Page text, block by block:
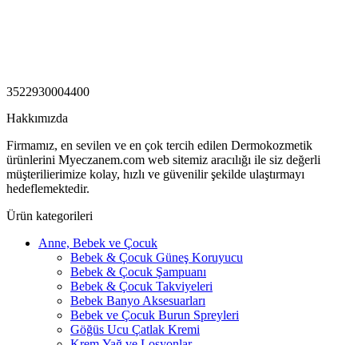
3522930004400
Hakkımızda
Firmamız, en sevilen ve en çok tercih edilen Dermokozmetik
ürünlerini Myeczanem.com web sitemiz aracılığı ile siz değerli
müşterilierimize kolay, hızlı ve güvenilir şekilde ulaştırmayı
hedeflemektedir.
Ürün kategorileri
Anne, Bebek ve Çocuk
Bebek & Çocuk Güneş Koruyucu
Bebek & Çocuk Şampuanı
Bebek & Çocuk Takviyeleri
Bebek Banyo Aksesuarları
Bebek ve Çocuk Burun Spreyleri
Göğüs Ucu Çatlak Kremi